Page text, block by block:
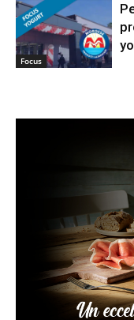
Focus